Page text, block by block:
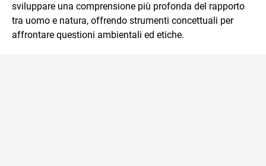
sviluppare una comprensione più profonda del rapporto
tra uomo e natura, offrendo strumenti concettuali per
affrontare questioni ambientali ed etiche.